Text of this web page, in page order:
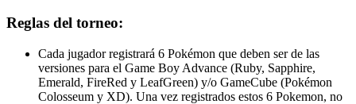
Reglas del torneo:
Cada jugador registrará 6 Pokémon que deben ser de las
versiones para el Game Boy Advance (Ruby, Sapphire,
Emerald, FireRed y LeafGreen) y/o GameCube (Pokémon
Colosseum y XD). Una vez registrados estos 6 Pokemon, no